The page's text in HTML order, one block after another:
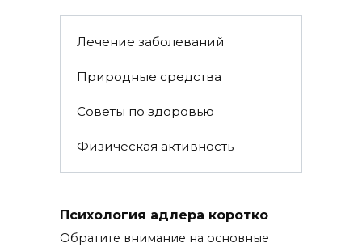
Лечение заболеваний
Природные средства
Советы по здоровью
Физическая активность
Психология адлера коротко
Обратите внимание на основные